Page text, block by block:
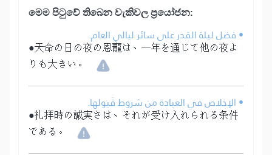
මෙ⁣ම පිටුවේ තිබෙන වැකිවල ප්‍රයෝජන:
• فضل ليلة القدر على سائر ليالي العام.
●天命の日の夜の恩寵は、一年を通じて他の夜よ
りも大きい。
• الإخلاص في العبادة من شروط قَبولها.
●礼拝時の誠実さは、それが受け入れられる条件
である。